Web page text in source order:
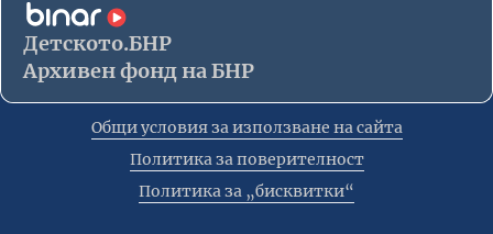
Детското.БНР
Архивен фонд на БНР
Общи условия за използване на сайта
Политика за поверителност
Политика за „бисквитки“